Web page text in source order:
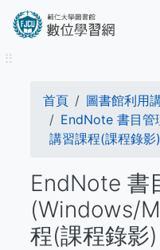
內
⠿
導
航
連
結
首頁
圖書館​​​​​​​利用
EndNote 書目
講習課程(課程錄影
EndNote 書
(Windows/
程(課程錄影